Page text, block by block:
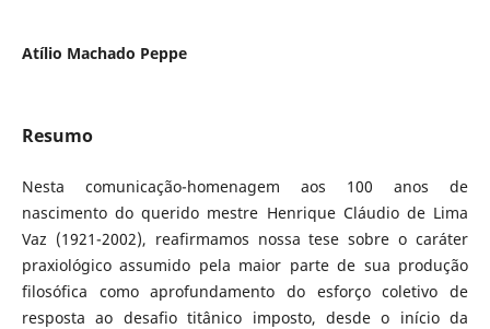
Atílio Machado Peppe
Resumo
Nesta comunicação-homenagem aos 100 anos de
nascimento do querido mestre Henrique Cláudio de Lima
Vaz (1921-2002), reafirmamos nossa tese sobre o caráter
praxiológico assumido pela maior parte de sua produção
filosófica como aprofundamento do esforço coletivo de
resposta ao desafio titânico imposto, desde o início da